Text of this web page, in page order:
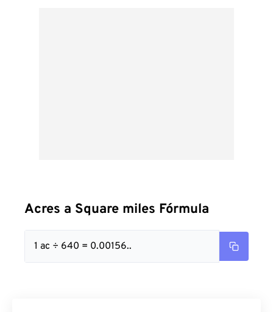
Acres a Square miles Fórmula
1 ac ÷ 640 = 0.00156..